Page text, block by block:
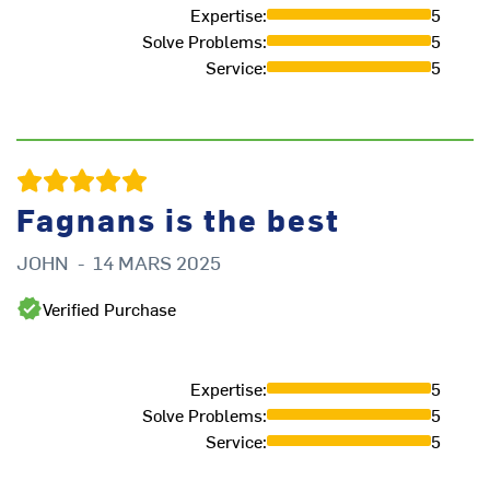
Expertise:
5
Solve Problems:
5
Service: 5
Fagnans is the best
JOHN - 14 MARS 2025
Verified Purchase
Expertise:
5
Solve Problems:
5
Service: 5